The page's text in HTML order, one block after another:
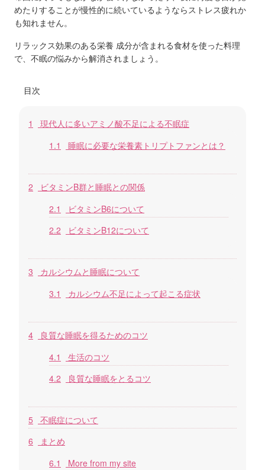
b
o
o
k
a
めたりすることが慢性的に続いているようならストレス疲れか
も知れません。
リラックス効果のある栄養 成分が含まれる食材を使った料理
で、不眠の悩みから解消されましょう。
目次
1
現代人に多いアミノ酸不足による不眠症
1.1
睡眠に必要な栄養素トリプトファンとは？
2
ビタミンB群と睡眠との関係
2.1
ビタミンB6について
2.2
ビタミンB12について
3
カルシウムと睡眠について
3.1
カルシウム不足によって起こる症状
4
良質な睡眠を得るためのコツ
4.1
生活のコツ
4.2
良質な睡眠をとるコツ
5
不眠症について
6
まとめ
6.1
More from my site